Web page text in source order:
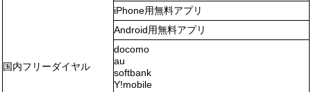
国内フリーダイヤル
iPhone用無料アプリ
Android用無料アプリ
docomo
au
softbank
Y!mobile